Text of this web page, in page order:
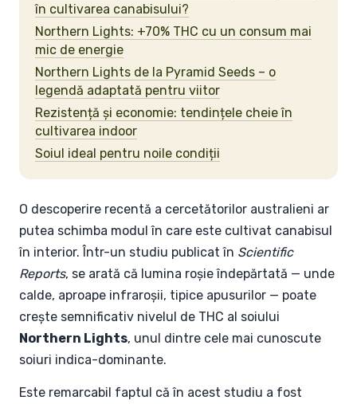
în cultivarea canabisului?
Northern Lights: +70% THC cu un consum mai
mic de energie
Northern Lights de la Pyramid Seeds – o
legendă adaptată pentru viitor
Rezistență și economie: tendințele cheie în
cultivarea indoor
Soiul ideal pentru noile condiții
O descoperire recentă a cercetătorilor australieni ar
putea schimba modul în care este cultivat canabisul
în interior. Într-un studiu publicat în Scientific
Reports, se arată că lumina roșie îndepărtată — unde
calde, aproape infraroșii, tipice apusurilor — poate
crește semnificativ nivelul de THC al soiului
Northern Lights, unul dintre cele mai cunoscute
soiuri indica-dominante.
Este remarcabil faptul că în acest studiu a fost